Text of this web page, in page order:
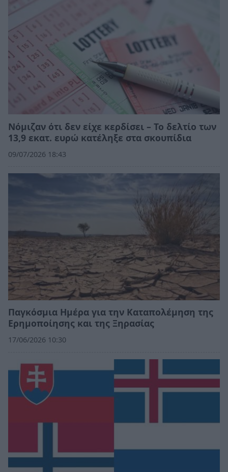
Νόμιζαν ότι δεν είχε κερδίσει – Το δελτίο των
13,9 εκατ. ευρώ κατέληξε στα σκουπίδια
09/07/2026 18:43
Παγκόσμια Ημέρα για την Καταπολέμηση της
Ερημοποίησης και της Ξηρασίας
17/06/2026 10:30